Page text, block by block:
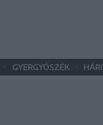
• GYERGYÓSZÉK •